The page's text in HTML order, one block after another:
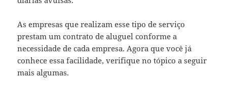
As empresas que realizam esse tipo de serviço
prestam um contrato de aluguel conforme a
necessidade de cada empresa. Agora que você já
conhece essa facilidade, verifique no tópico a seguir
mais algumas.